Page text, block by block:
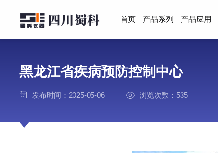
首页 产品系列 产品应用
黑龙江省疾病预防控制中心
发布时间：2025-05-06 浏览次数：535